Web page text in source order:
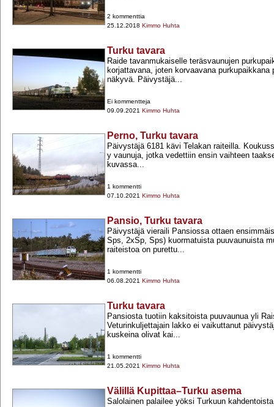
2 kommenttia
25.12.2018 Kimmo Huhta
Turku tavara
Raide tavanmukaiselle teräsvaunujen
korjattavana, joten korvaavana
näkyvä. Päivystäjä...
Ei kommentteja
09.09.2021 Kimmo Huhta
Perno, Turku tavara
Päivystäjä 6181 kävi Telakan raiteilla.
y vaunuja, jotka vedettiin ensin vaihteen
kuvassa...
1 kommentti
07.10.2021 Kimmo Huhta
Pansio, Turku tavara
Päivystäjä vieraili Pansiossa ottaen
Sps, 2xSp, Sps) kuormatuista puuvaunuista
raiteistoa on purettu...
1 kommentti
06.08.2021 Kimmo Huhta
Turku tavara
Pansiosta tuotiin kaksitoista puuvaunua yli
Veturinkuljettajain lakko ei vaikuttanut
kuskeina olivat kai...
1 kommentti
21.05.2021 Kimmo Huhta
Välillä Kupittaa–Turku asema
Salolainen palailee yöksi Turkuun